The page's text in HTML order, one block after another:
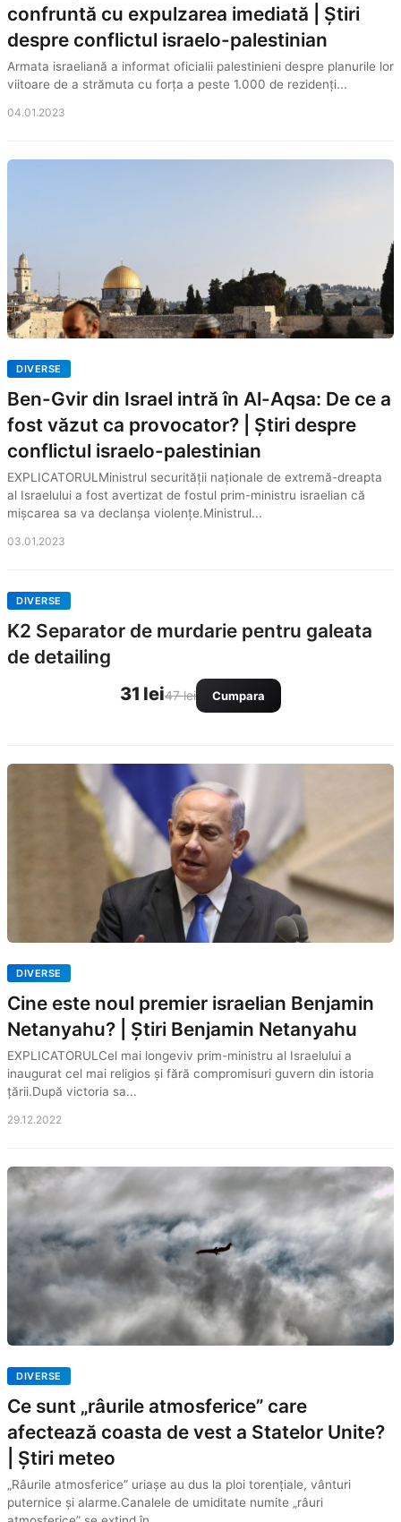
confruntă cu expulzarea imediată | Știri
despre conflictul israelo-palestinian
Armata israeliană a informat oficialii palestinieni despre planurile lor
viitoare de a strămuta cu forța a peste 1.000 de rezidenți...
04.01.2023
DIVERSE
Ben-Gvir din Israel intră în Al-Aqsa: De ce a
fost văzut ca provocator? | Știri despre
conflictul israelo-palestinian
EXPLICATORULMinistrul securității naționale de extremă-dreapta
al Israelului a fost avertizat de fostul prim-ministru israelian că
mișcarea sa va declanșa violențe.Ministrul...
03.01.2023
DIVERSE
K2 Separator de murdarie pentru galeata
de detailing
31 lei47 lei Cumpara
DIVERSE
Cine este noul premier israelian Benjamin
Netanyahu? | Știri Benjamin Netanyahu
EXPLICATORULCel mai longeviv prim-ministru al Israelului a
inaugurat cel mai religios și fără compromisuri guvern din istoria
țării.După victoria sa...
29.12.2022
DIVERSE
Ce sunt „râurile atmosferice” care
afectează coasta de vest a Statelor Unite?
| Știri meteo
„Râurile atmosferice” uriașe au dus la ploi torenţiale, vânturi
puternice și alarme.Canalele de umiditate numite „râuri